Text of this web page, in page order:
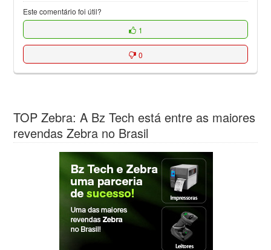
Este comentário foi útil?
1
0
TOP Zebra: A Bz Tech está entre as maiores
revendas Zebra no Brasil